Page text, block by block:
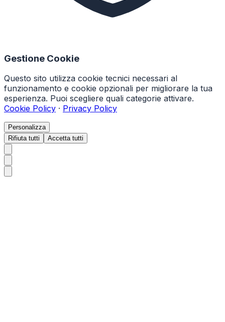
Gestione Cookie
Questo sito utilizza cookie tecnici necessari al
funzionamento e cookie opzionali per migliorare la tua
esperienza. Puoi scegliere quali categorie attivare.
Cookie Policy · Privacy Policy
Personalizza
Rifiuta tutti
Accetta tutti